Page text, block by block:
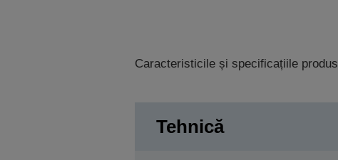
Caracteristicile și specificațiile
Tehnică